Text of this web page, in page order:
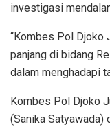
investigasi
“Kombes Pol Djoko
panjang di bidang
dalam menghadapi
Kombes Pol Djoko
(Sanika Satyawada)